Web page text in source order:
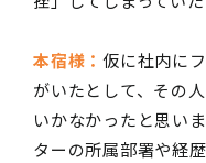
本宿様： 仮に社内に
がいたとして、その
いかなかったと思い
ターの所属部署や経